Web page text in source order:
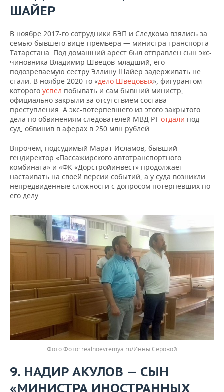
ШАЙЕР
В ноябре 2017-го сотрудники БЭП и Следкома взялись за
семью бывшего вице-премьера — министра транспорта
Татарстана. Под домашний арест был отправлен сын экс-
чиновника Владимир Швецов-младший, его
подозреваемую сестру Эллину Шайер задерживать не
стали. В ноябре 2020-го «дело Швецовых», фигурантом
которого успел побывать и сам бывший министр,
официально закрыли за отсутствием состава
преступления. А экс-потерпевшего из этого закрытого
дела по обвинениям следователей МВД РТ отдали под
суд, обвинив в аферах в 250 млн рублей.
Впрочем, подсудимый Марат Исламов, бывший
гендиректор «Пассажирского автотранспортного
комбината» и «ФК «Дорстройинвест» продолжает
настаивать на своей версии событий, а у суда возникли
непредвиденные сложности с допросом потерпевших по
его делу.
Фото realnoevremya.ru/Инны Серовой
9. НАДИР АКУЛОВ — СЫН
«МИНИСТРА ИНОСТРАННЫХ